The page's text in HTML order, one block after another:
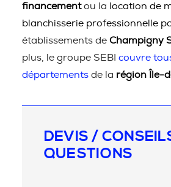
financementou la location de
blanchisserie professionnelle
établissements de Champigny
plus, le groupe SEBI couvre
départements de la région Île-
DEVIS /
QUESTIONS